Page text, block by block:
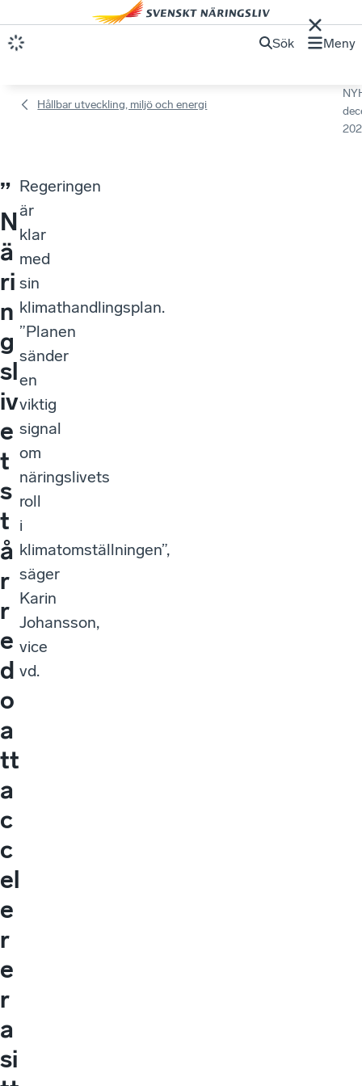
Sök Meny
Hållbar utveckling, miljö och energi
”
N
ä
ri
n
g
sl
iv
e
t
s
t
å
r
r
e
d
o
a
tt
a
c
c
el
e
r
e
r
a
si
Regeringen
är
klar
med
sin
klimathandlingsplan.
”Planen
sänder
en
viktig
signal
om
näringslivets
roll
i
klimatomställningen”,
säger
Karin
Johansson,
vice
vd.